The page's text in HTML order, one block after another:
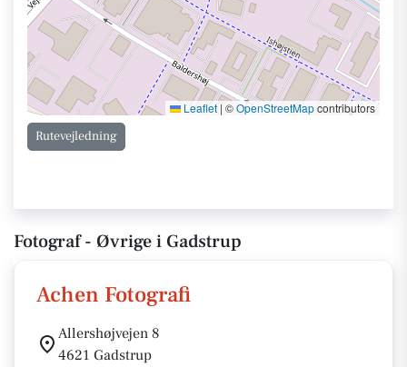
Leaflet | ©OpenStreetMapcontributors
Rutevejledning
Fotograf - Øvrige i Gadstrup
Achen Fotografi
Allershøjvejen 8
4621 Gadstrup